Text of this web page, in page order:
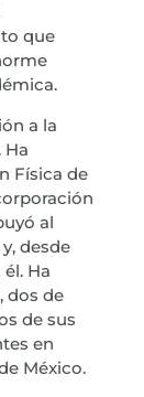
que
a la
Física de
al
desde
Ha
dos de
de sus
en
México.